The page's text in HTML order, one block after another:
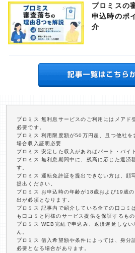
プロミスの
申込時のポ
介
プロミス 無利息サービスのご利用にはメアド
必要です。
プロミス 利用限度額が50万円超、且つ他社
場合収入証明必要
プロミス 安定した収入があればパート・バイ
プロミス 無利息期間中に、残高に応じた返済
す。
プロミス 運転免許証を提出できない方は、顔
提出ください。
プロミス お申込時の年齢が18歳および19歳
出が必須となります。
プロミス 記事内で紹介している全ての口コミ
も口コミと同様のサービス提供を保証するも
プロミス WEB完結で申込み、返済遅延しな
ん。
プロミス 借入希望額や条件によっては、身分
必要となる場合があります。